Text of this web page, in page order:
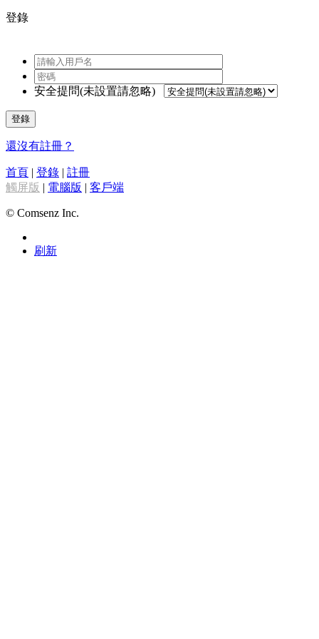
登錄
安全提問(未設置請忽略)
登錄
還沒有註冊？
首頁 | 登錄 | 註冊
觸屏版 | 電腦版 | 客戶端
© Comsenz Inc.
刷新